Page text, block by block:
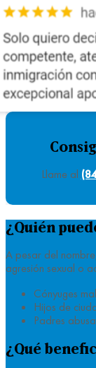
Llame al
¿Quién
A pesar del
agresión sexual o
Cónyuges
Hijos de
Padres
¿Qué